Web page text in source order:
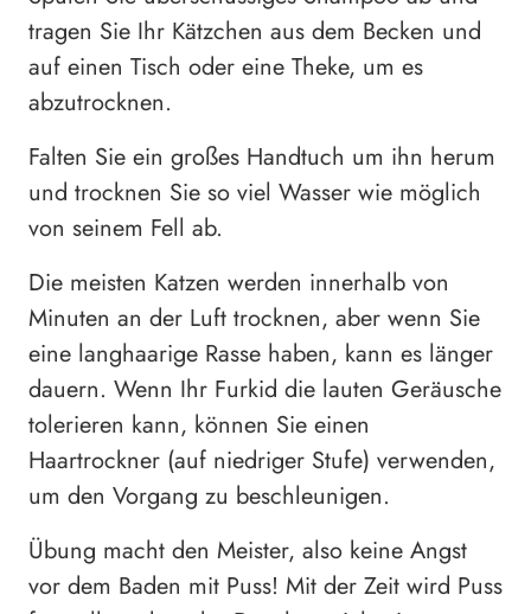
tragen Sie Ihr Kätzchen aus dem Becken und
auf einen Tisch oder eine Theke, um es
abzutrocknen.
Falten Sie ein großes Handtuch um ihn herum
und trocknen Sie so viel Wasser wie möglich
von seinem Fell ab.
Die meisten Katzen werden innerhalb von
Minuten an der Luft trocknen, aber wenn Sie
eine langhaarige Rasse haben, kann es länger
dauern. Wenn Ihr Furkid die lauten Geräusche
tolerieren kann, können Sie einen
Haartrockner (auf niedriger Stufe) verwenden,
um den Vorgang zu beschleunigen.
Übung macht den Meister, also keine Angst
vor dem Baden mit Puss! Mit der Zeit wird Puss